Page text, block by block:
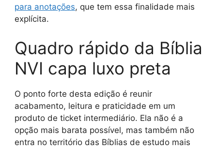
para anotações, que tem essa finalidade mais
explícita.
Quadro rápido da Bíblia
NVI capa luxo preta
O ponto forte desta edição é reunir
acabamento, leitura e praticidade em um
produto de ticket intermediário. Ela não é a
opção mais barata possível, mas também não
entra no território das Bíblias de estudo mais